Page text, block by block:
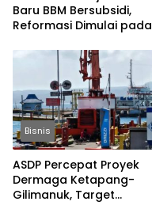
Baru BBM Bersubsidi,
Reformasi Dimulai pada
Bisnis
ASDP Percepat Proyek
Dermaga Ketapang-
Gilimanuk, Target